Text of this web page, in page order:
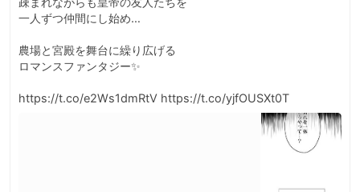
一人ずつ仲間にし始め…
農場と宮殿を舞台に繰り広げる
ロマンスファンタジー✨
https://t.co/e2Ws1dmRtV https://t.co/yjfOUSXt0T